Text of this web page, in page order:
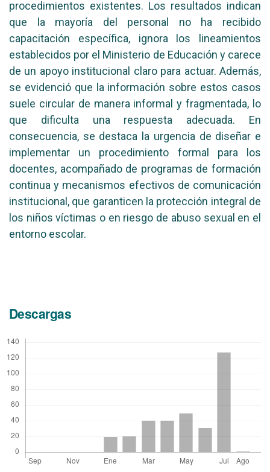
procedimientos existentes. Los resultados indican
que la mayoría del personal no ha recibido
capacitación específica, ignora los lineamientos
establecidos por el Ministerio de Educación y carece
de un apoyo institucional claro para actuar. Además,
se evidenció que la información sobre estos casos
suele circular de manera informal y fragmentada, lo
que dificulta una respuesta adecuada. En
consecuencia, se destaca la urgencia de diseñar e
implementar un procedimiento formal para los
docentes, acompañado de programas de formación
continua y mecanismos efectivos de comunicación
institucional, que garanticen la protección integral de
los niños víctimas o en riesgo de abuso sexual en el
entorno escolar.
Descargas